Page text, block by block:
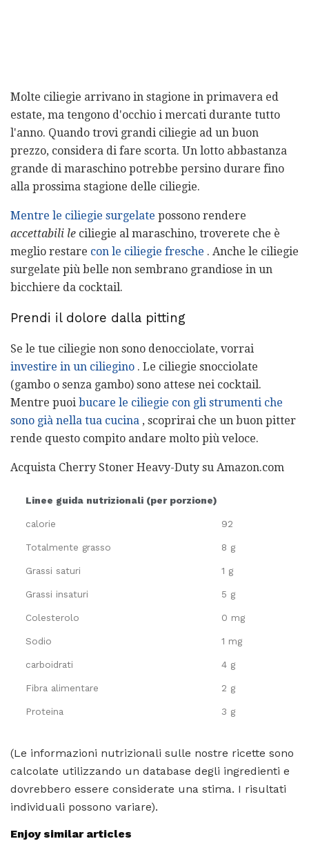
Molte ciliegie arrivano in stagione in primavera ed
estate, ma tengono d'occhio i mercati durante tutto
l'anno. Quando trovi grandi ciliegie ad un buon
prezzo, considera di fare scorta. Un lotto abbastanza
grande di maraschino potrebbe persino durare fino
alla prossima stagione delle ciliegie.
Mentre le ciliegie surgelate possono rendere
accettabili le ciliegie al maraschino, troverete che è
meglio restare con le ciliegie fresche . Anche le ciliegie
surgelate più belle non sembrano grandiose in un
bicchiere da cocktail.
Prendi il dolore dalla pitting
Se le tue ciliegie non sono denocciolate, vorrai
investire in un ciliegino . Le ciliegie snocciolate
(gambo o senza gambo) sono attese nei cocktail.
Mentre puoi bucare le ciliegie con gli strumenti che
sono già nella tua cucina , scoprirai che un buon pitter
rende questo compito andare molto più veloce.
Acquista Cherry Stoner Heavy-Duty su Amazon.com
Linee guida nutrizionali (per porzione)
calorie 92
Totalmente grasso 8 g
Grassi saturi 1 g
Grassi insaturi 5 g
Colesterolo 0 mg
Sodio 1 mg
carboidrati 4 g
Fibra alimentare 2 g
Proteina 3 g
(Le informazioni nutrizionali sulle nostre ricette sono
calcolate utilizzando un database degli ingredienti e
dovrebbero essere considerate una stima. I risultati
individuali possono variare).
Enjoy similar articles